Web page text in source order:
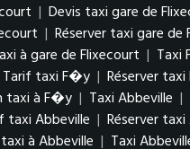
| Devis taxi gare de
| Réserver taxi gare de
à gare de Flixecourt | Taxi
Tarif taxi F�y | Réserver
taxi à F�y | Taxi Abbeville |
taxi Abbeville | Réserver
à Abbeville | Taxi